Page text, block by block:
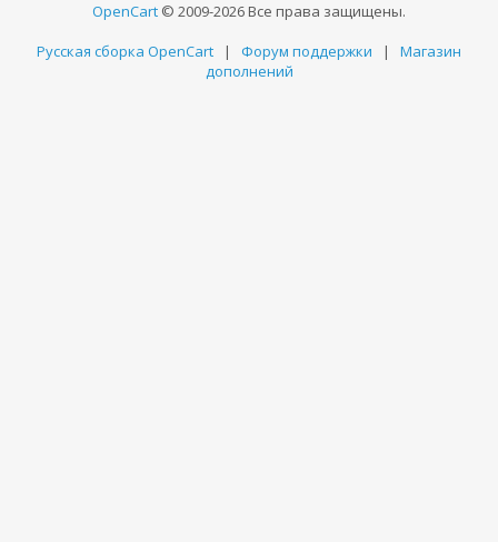
OpenCart © 2009-2026 Все права защищены.
Русская сборка OpenCart | Форум поддержки | Магазин
дополнений